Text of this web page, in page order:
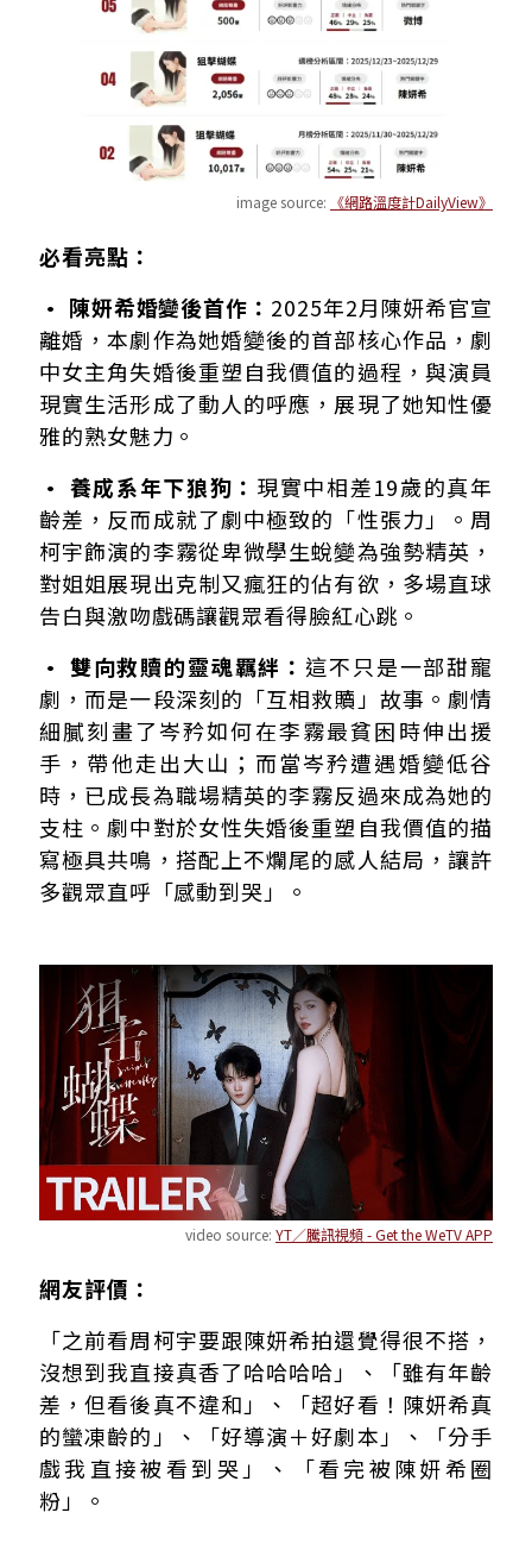
image source: 《網路溫度計DailyView》
必看亮點：
• 陳妍希婚變後首作： 2025年2月陳妍希官宣
離婚，本劇作為她婚變後的首部核心作品，劇
中女主角失婚後重塑自我價值的過程，與演員
現實生活形成了動人的呼應，展現了她知性優
雅的熟女魅力。
• 養成系年下狼狗： 現實中相差19歲的真年
齡差，反而成就了劇中極致的「性張力」。周
柯宇飾演的李霧從卑微學生蛻變為強勢精英，
對姐姐展現出克制又瘋狂的佔有欲，多場直球
告白與激吻戲碼讓觀眾看得臉紅心跳。
• 雙向救贖的靈魂羈絆： 這不只是一部甜寵
劇，而是一段深刻的「互相救贖」故事。劇情
細膩刻畫了岑矜如何在李霧最貧困時伸出援
手，帶他走出大山；而當岑矜遭遇婚變低谷
時，已成長為職場精英的李霧反過來成為她的
支柱。劇中對於女性失婚後重塑自我價值的描
寫極具共鳴，搭配上不爛尾的感人結局，讓許
多觀眾直呼「感動到哭」。
video source: YT／騰訊視頻 - Get the WeTV APP
網友評價：
「之前看周柯宇要跟陳妍希拍還覺得很不搭，
沒想到我直接真香了哈哈哈哈」、「雖有年齡
差，但看後真不違和」、「超好看！陳妍希真
的蠻凍齡的」、「好導演＋好劇本」、「分手
戲我直接被看到哭」、「看完被陳妍希圈
粉」。